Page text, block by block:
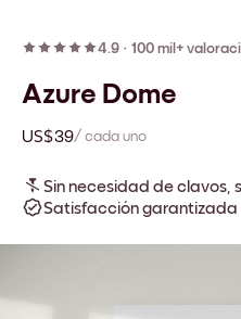
4.9 · 100 mil+
Azure Dome
US$39/ cada uno
Sin necesidad de clavos,
Satisfacción garantizada